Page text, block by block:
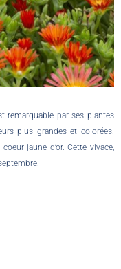
remarquable par ses plantes
plus grandes et colorées.
jaune d’or. Cette vivace,